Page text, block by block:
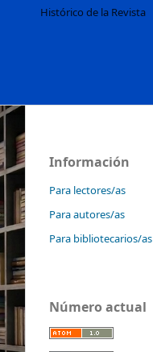
Histórico de la Revista
Información
Para lectores/as
Para autores/as
Para bibliotecarios/as
Número actual